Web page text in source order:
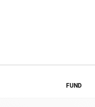
FUND